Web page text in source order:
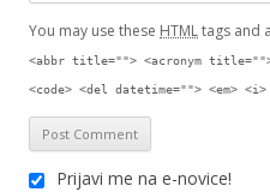
You may use these HTMLtags and
<abbr title=""> <acronym
<code> <del datetime=""> <em>
Prijavi me na e-novice!